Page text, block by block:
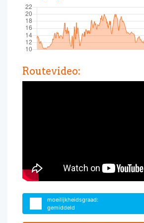
Routevideo:
moeilijkheidsgraad:
gemiddeld